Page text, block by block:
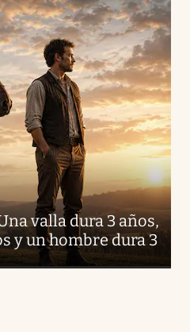
valla dura 3 años,
y un hombre dura 3